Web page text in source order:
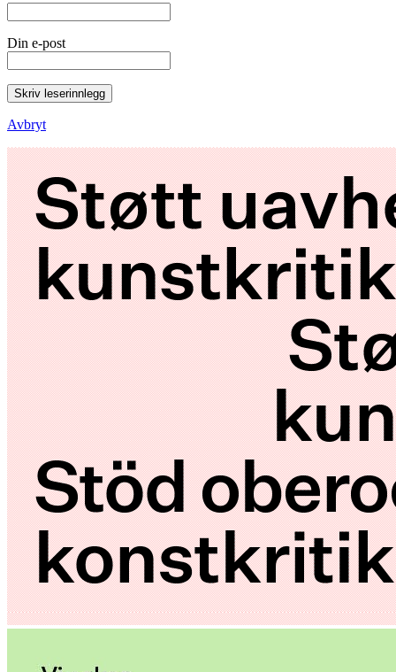
Din e-post
Skriv leserinnlegg
Avbryt